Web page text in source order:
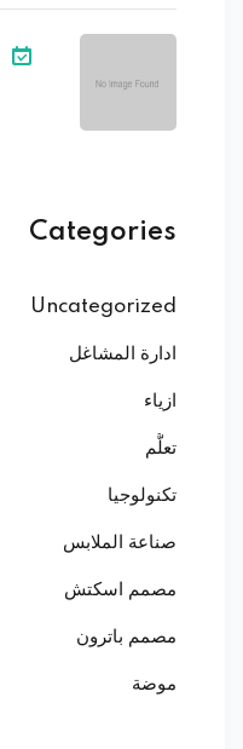
Categories
Uncategorized
ادارة المشاغل
ازياء
تعلُّم
تكنولوجيا
صناعة الملابس
مصمم اسكتش
مصمم باترون
موضة